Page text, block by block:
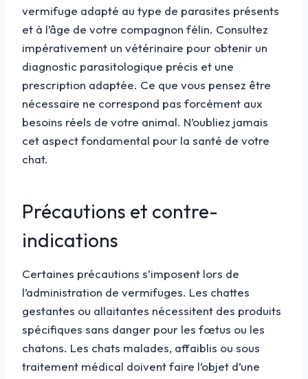
vermifuge adapté au type de parasites présents
et à l’âge de votre compagnon félin. Consultez
impérativement un vétérinaire pour obtenir un
diagnostic parasitologique précis et une
prescription adaptée. Ce que vous pensez être
nécessaire ne correspond pas forcément aux
besoins réels de votre animal. N’oubliez jamais
cet aspect fondamental pour la santé de votre
chat.
Précautions et contre-
indications
Certaines précautions s’imposent lors de
l’administration de vermifuges. Les chattes
gestantes ou allaitantes nécessitent des produits
spécifiques sans danger pour les fœtus ou les
chatons. Les chats malades, affaiblis ou sous
traitement médical doivent faire l’objet d’une